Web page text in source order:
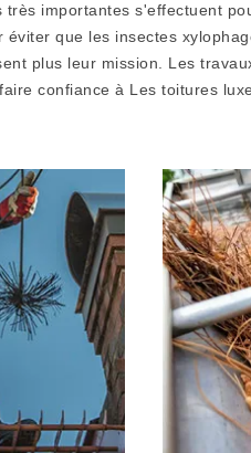
très importantes s'effectuent
éviter que les insectes
plus leur mission. Les
confiance à Les toitures